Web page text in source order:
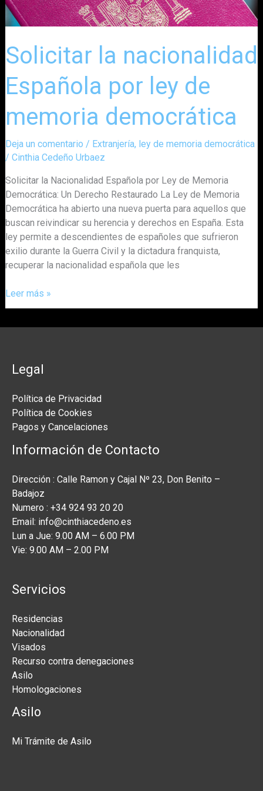
Solicitar la nacionalidad
Española por ley de
memoria democrática
Deja un comentario / Extranjería, ley de memoria democrática
/ Cinthia Cedeño Urbaez
Solicitar la Nacionalidad Española por Ley de Memoria
Democrática: Un Derecho Restaurado La Ley de Memoria
Democrática ha abierto una nueva puerta para aquellos que
buscan reivindicar su herencia y derechos en España. Esta
ley permite a descendientes de españoles que sufrieron
exilio durante la Guerra Civil y la dictadura franquista,
recuperar la nacionalidad española que les
Leer más »
Legal
Política de Privacidad
Política de Cookies
Pagos y Cancelaciones
Información de Contacto
Dirección : Calle Ramon y Cajal Nº 23, Don Benito –
Badajoz
Numero : +34 924 93 20 20
Email: info@cinthiacedeno.es
Lun a Jue: 9.00 AM – 6.00 PM
Vie: 9.00 AM – 2.00 PM
Servicios
Residencias
Nacionalidad
Visados
Recurso contra denegaciones
Asilo
Homologaciones
Asilo
Mi Trámite de Asilo